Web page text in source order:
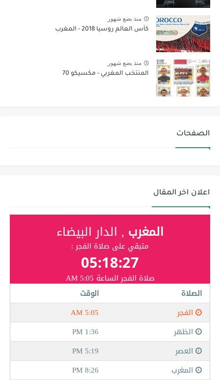
منذ بضع شهور
كأس العالم روسيا 2018 - المغرب
منذ بضع شهور
المنتخب المغربي - مكسيكو 70
الصفحات
اعلان اخر المقال